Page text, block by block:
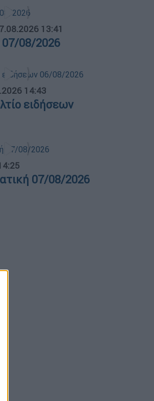
13:41
07/08/2026
14:43
ειδήσεων
07/08/2026